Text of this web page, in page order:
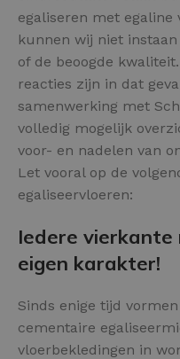
egaliseren met egaline
kunnen wij niet
of de beoogde
reacties zijn in dat
samenwerking met
volledig mogelijk
voor- en nadelen van
Let vooral op de
egaliseervloeren:
Iedere
eigen karakter!
Sinds enige tijd
cementaire
vloerbekledingen in